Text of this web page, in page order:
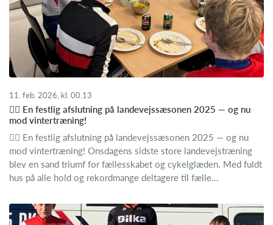
11. feb. 2026, kl. 00.13
🚴‍♂️ En festlig afslutning på landevejssæsonen 2025 — og nu
mod vintertræning!
🚴‍♂️ En festlig afslutning på landevejssæsonen 2025 — og nu
mod vintertræning! Onsdagens sidste store landevejstræning
blev en sand triumf for fællesskabet og cykelglæden. Med fuldt
hus på alle hold og rekordmange deltagere til fælle...